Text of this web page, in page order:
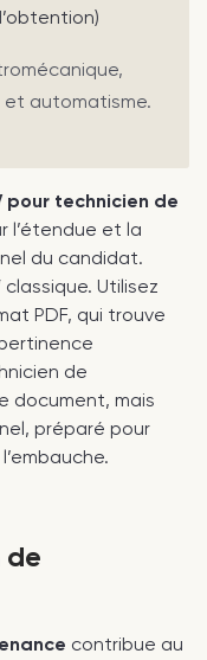
et automatisme.
pour technicien de
l’étendue et la
du candidat.
Utilisez
PDF, qui trouve
de
document, mais
préparé pour
de
contribue au